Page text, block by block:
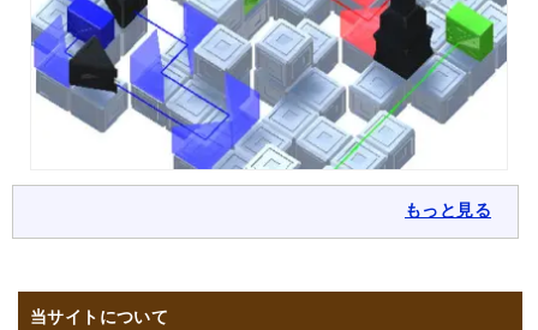
もっと見る
当サイトについて